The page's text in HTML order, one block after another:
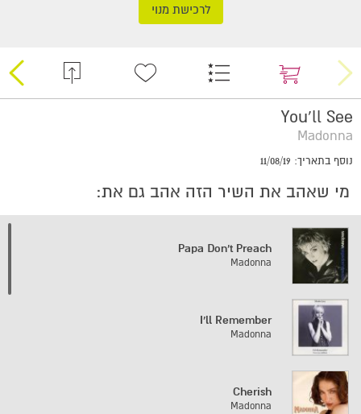
לרכישת מנוי
You'll See
Madonna
נוסף בתאריך: 11/08/19
מי שאהב את השיר הזה אהב גם את:
Papa Don't Preach
Madonna
I'll Remember
Madonna
Cherish
Madonna